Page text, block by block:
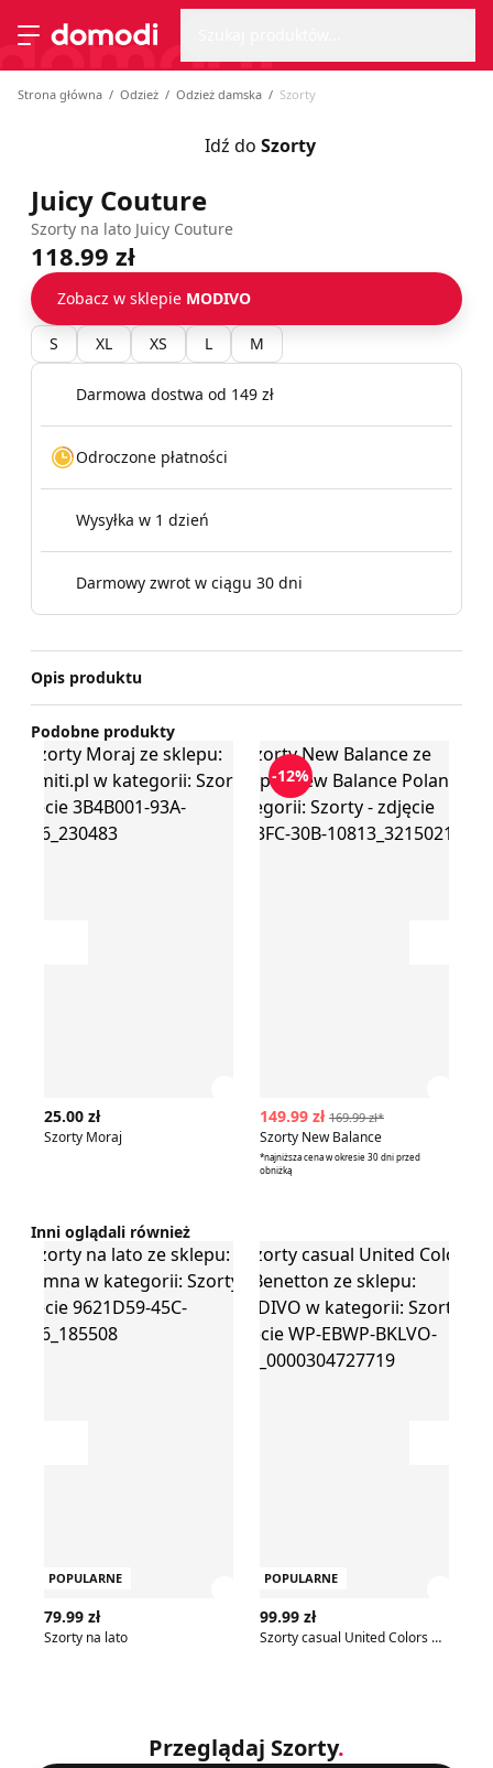
Przełącz menu
Strona główna
Strona główna Odzież Odzież damska Szorty
Idź do Szorty
Juicy Couture
Szorty na lato Juicy Couture
118.99 zł
Zobacz w sklepie MODIVO
S XL XS L M
Darmowa dostwa od 149 zł
Odroczone płatności
Wysyłka w 1 dzień
Darmowy zwrot w ciągu 30 dni
Opis produktu
Podobne produkty
Szorty Moraj
25.00 zł
Szorty Moraj
Szorty New Balance
-12%
149.99 zł 169.99 zł*
Szorty New Balance
*najniższa cena w okresie 30 dni przed
obniżką
Inni oglądali również
Szorty na lato
POPULARNE
79.99 zł
Szorty na lato
Szorty casual United Colors Of
POPULARNE
99.99 zł
Szorty casual United Colors Of Benetton
Przeglądaj Szorty.